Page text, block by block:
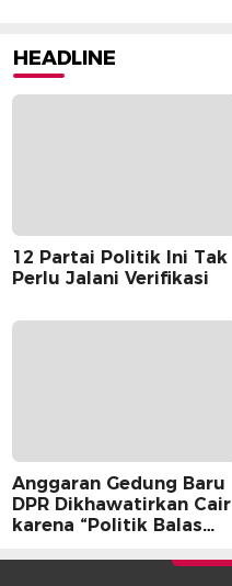
HEADLINE
12 Partai Politik Ini Tak
Perlu Jalani Verifikasi
Anggaran Gedung Baru
DPR Dikhawatirkan Cair
karena “Politik Balas